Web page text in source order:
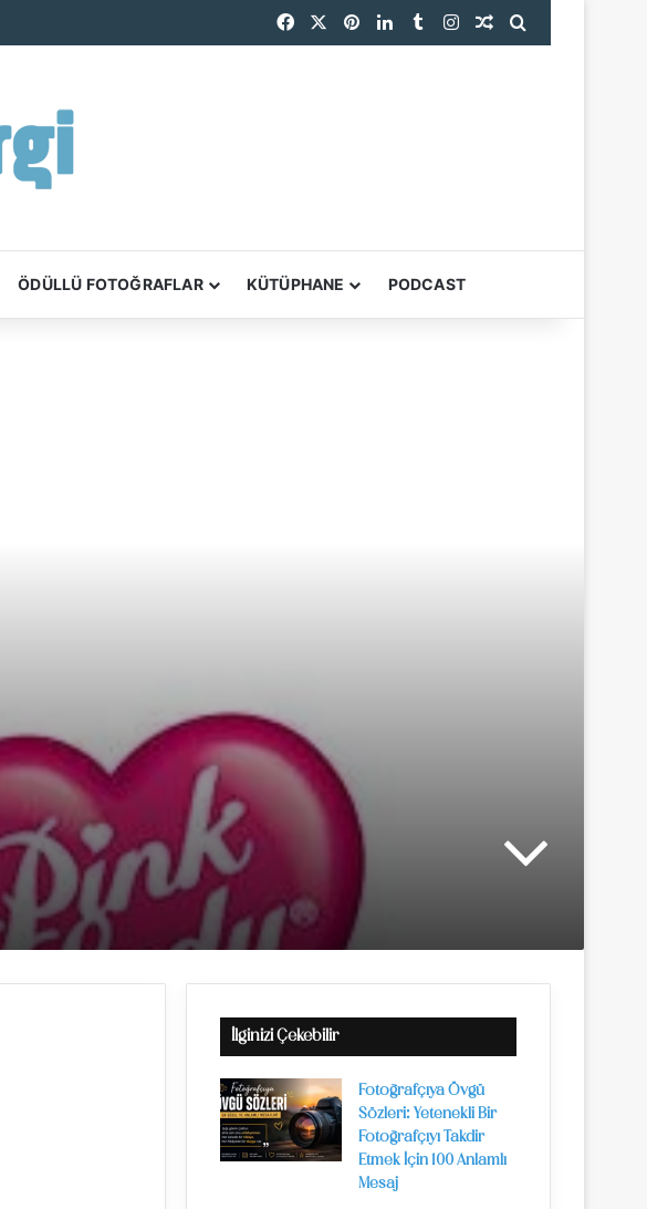
FacebookPinterestLinkedInTumblrInstagramRastgele Makale
ÖDÜLLÜ FOTOĞRAFLAR KÜTÜPHANE PODCAST
İlginizi Çekebilir
Fotoğrafçıya Övgü
Sözleri: Yetenekli Bir
Fotoğrafçıyı Takdir
Etmek İçin 100 Anlamlı
Mesaj